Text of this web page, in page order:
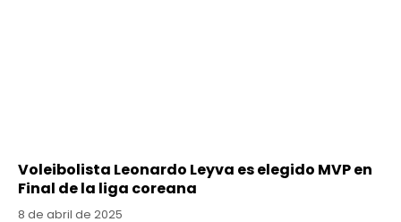
Voleibolista Leonardo Leyva es elegido MVP en
Final de la liga coreana
8 de abril de 2025